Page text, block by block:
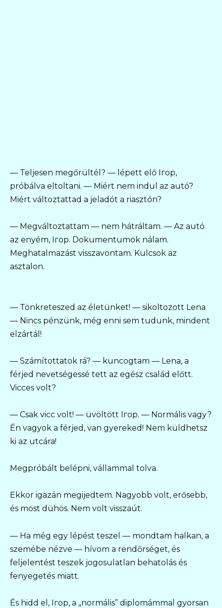
— Teljesen megőrültél? — lépett elő Iгор,
próbálva eltoltani. — Miért nem indul az autó?
Miért változtattad a jeladót a riasztón?
— Megváltoztattam — nem hátráltam. — Az autó
az enyém, Iгор. Dokumentumok nálam.
Meghatalmazást visszavontam. Kulcsok az
asztalon.
— Tönkreteszed az életünket! — sikoltozott Lena
— Nincs pénzünk, még enni sem tudunk, mindent
elzártál!
— Számítottatok rá? — kuncogtam — Lena, a
férjed nevetségessé tett az egész család előtt.
Vicces volt?
— Csak vicc volt! — üvöltött Iгор. — Normális vagy?
Én vagyok a férjed, van gyereked! Nem küldhetsz
ki az utcára!
Megpróbált belépni, vállammal tolva.
Ekkor igazán megijedtem. Nagyobb volt, erősebb,
és most dühös. Nem volt visszaút.
— Ha még egy lépést teszel — mondtam halkan, a
szemébe nézve — hívom a rendőrséget, és
feljelentést teszek jogosulatlan behatolás és
fenyegetés miatt.
És hidd el, Iгор, a „normális” diplomámmal gyorsan